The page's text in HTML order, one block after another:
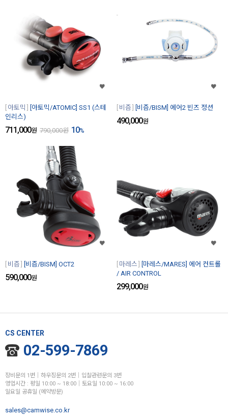
아토믹
[아토믹/ATOMIC] SS1 (스테
인리스)
711,000원 790,000원 10%
비즘 [비즘/BISM] 에어2 빈즈 정션
490,000원
비즘 [비즘/BISM] OCT2
590,000원
마레스
[마레스/MARES] 에어 컨트롤
/ AIR CONTROL
299,000원
CS CENTER
02-599-7869
장비문의 1번│하우징문의 2번│입찰관련문의 3번
영업시간 : 평일 10:00 ~ 18:00│토요일 10:00 ~ 16:00
일요일 공휴일 (예약방문)
sales@camwise.co.kr